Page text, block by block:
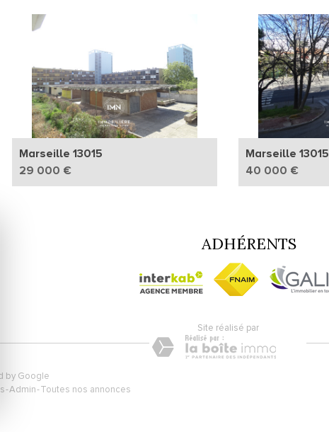
Marseille 13015
29 000 €
Marseille 13015
40 000 €
ADHÉRENTS
site réalisé par
by Google
Admin Toutes nos annonces